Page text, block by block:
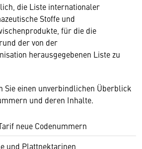
die Liste internationaler
Stoffe und
für die die
der von der
herausgegebenen Liste zu
Sie einen unverbindlichen Überblick
und deren Inhalte.
neue Codenummern
und Plattnektarinen